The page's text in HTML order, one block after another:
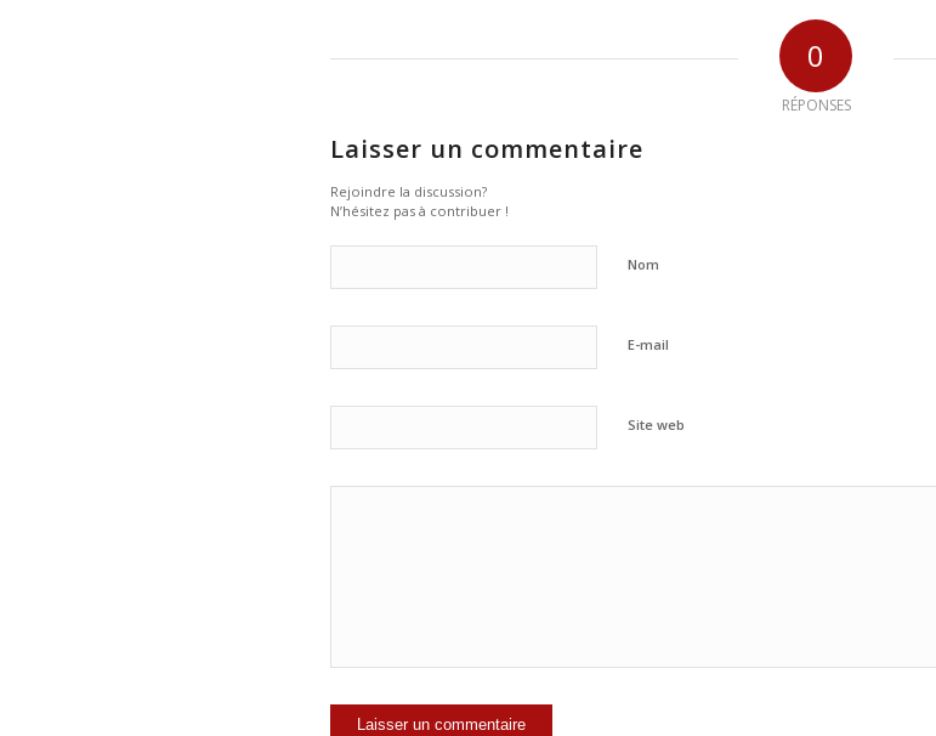
0
RÉPONSES
Laisser un commentaire
Rejoindre la discussion?
N’hésitez pas à contribuer !
Nom
E-mail
Site web